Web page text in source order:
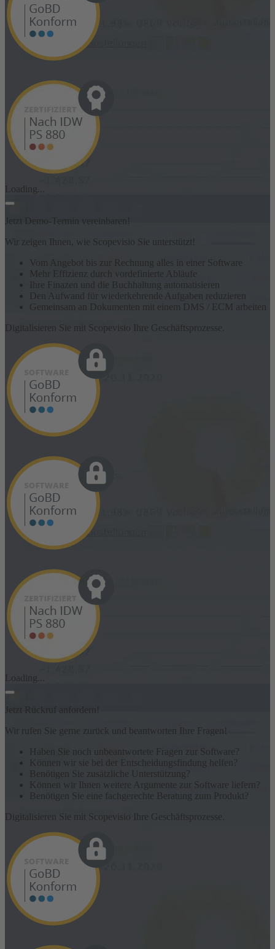
Loading...
Jetzt Demo-Termin vereinbaren!
Wir zeigen Ihnen, wie Scopevisio Sie unterstützt!
Vom Angebot bis zur Rechnung alles in einer Software
Mehr Effizienz durch vordefinierte Abläufe
Ihre Finazen und die Buchhaltung automatisieren
Den Aufwand für wiederkehrende Aufgaben reduzieren
Gemeinsam an Dokumenten mit einem DMS / ECM arbeiten
Digitalisieren Sie mit Scopevisio Ihre Geschäftsprozesse.
Loading...
Jetzt Rückruf anfordern!
Wir rufen Sie gerne zurück und beantworten Ihre Fragen!
Haben Sie noch unbeantwortete Fragen zur Software?
Können wir sie bei der Entscheidungsfindung helfen?
Benötigen Sie zusätzliche Unterstützung?
Können wir Ihnen weitere Argumente zur Software liefern?
Benötigen Sie eine fachgerechte Beratung zum Produkt?
Digitalisieren Sie mit Scopevisio Ihre Geschäftsprozesse.